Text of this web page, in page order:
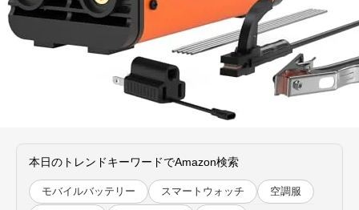
本日のトレンドキーワードでAmazon検索
モバイルバッテリー スマートウォッチ 空調服